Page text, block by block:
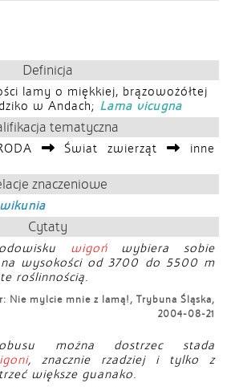
Definicja
lamy o miękkiej, brązowożółtej
w Andach; Lama vicugna
tematyczna
Świat zwierząt
inne
znaczeniowe
wikunia
Cytaty
wigońwybiera sobie
wysokości od 3700 do 5500 m
roślinnością.
Nie mylcie mnie z lamą!, Trybuna Śląska,
2004-08-21
można dostrzec stada
, znacznie rzadziej i tylko z
większe guanako.